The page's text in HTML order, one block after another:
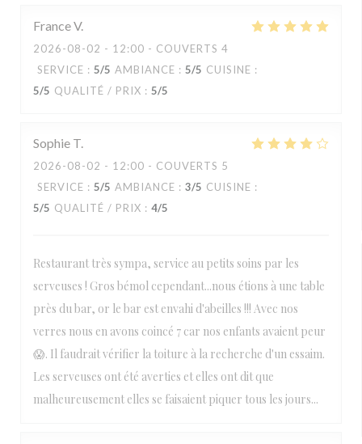
FranceV
2026-08-02 - 12:00 - COUVERTS 4
SERVICE : 5/5 AMBIANCE : 5/5 CUISINE :
5/5 QUALITÉ / PRIX : 5/5
Sophie T
2026-08-02 - 12:00 - COUVERTS 5
SERVICE : 5/5 AMBIANCE : 3/5 CUISINE :
5/5 QUALITÉ / PRIX : 4/5
Restaurant très sympa, service au petits soins par les
serveuses ! Gros bémol cependant...nous étions à une table
près du bar, or le bar est envahi d'abeilles !!! Avec nos
verres nous en avons coincé 7 car nos enfants avaient peur
😱. Il faudrait vérifier la toiture à la recherche d'un essaim.
Les serveuses ont été averties et elles ont dit que
malheureusement elles se faisaient piquer tous les jours...